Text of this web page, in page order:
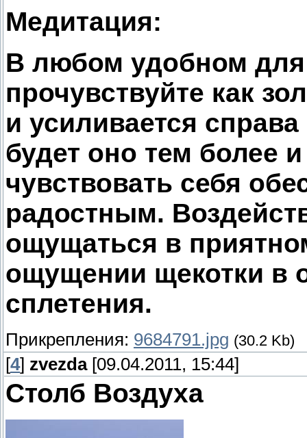
Медитация:
В любом удобном
прочувствуйте как
и усиливается
будет оно тем более
чувствовать себя
радостным.
ощущаться в
ощущении щекотки в
сплетения.
Прикрепления: 9684791.jpg (30.2 Kb)
[4] zvezda[09.04.2011, 15:44]
Столб Воздуха